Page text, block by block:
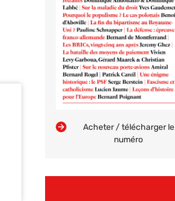
Acheter / télécharger le
numéro